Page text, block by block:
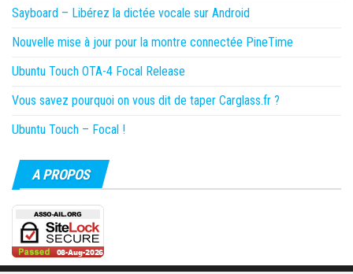
Sayboard – Libérez la dictée vocale sur Android
Nouvelle mise à jour pour la montre connectée PineTime
Ubuntu Touch OTA-4 Focal Release
Vous savez pourquoi on vous dit de taper Carglass.fr ?
Ubuntu Touch – Focal !
A PROPOS